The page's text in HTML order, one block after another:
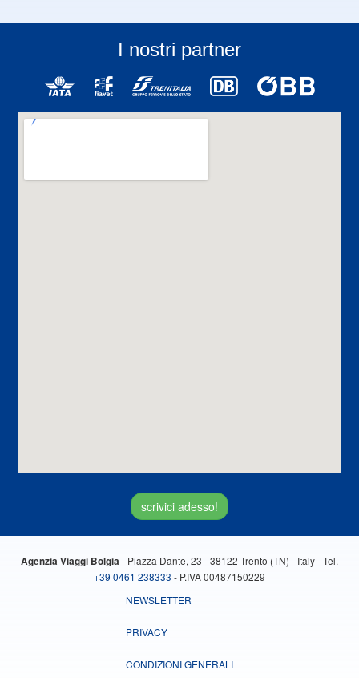
I nostri partner
scrivici adesso!
Agenzia Viaggi Bolgia - Piazza Dante, 23 - 38122 Trento (TN) - Italy - Tel.
+39 0461 238333 - P.IVA 00487150229
NEWSLETTER
PRIVACY
CONDIZIONI GENERALI